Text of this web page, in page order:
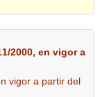
2000, en vigor a
vigor a partir del